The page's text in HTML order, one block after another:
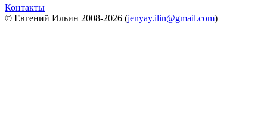
Контакты
© Евгений Ильин 2008-2026 (jenyay.ilin@gmail.com)